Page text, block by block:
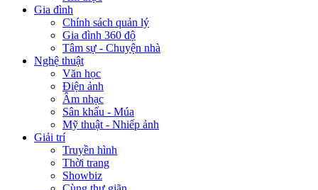
Gia đình
Chính sách quản lý
Gia đình 360 độ
Tâm sự - Chuyện nhà
Nghệ thuật
Văn học
Điện ảnh
Âm nhạc
Sân khấu - Múa
Mỹ thuật - Nhiếp ảnh
Giải trí
Truyền hình
Thời trang
Showbiz